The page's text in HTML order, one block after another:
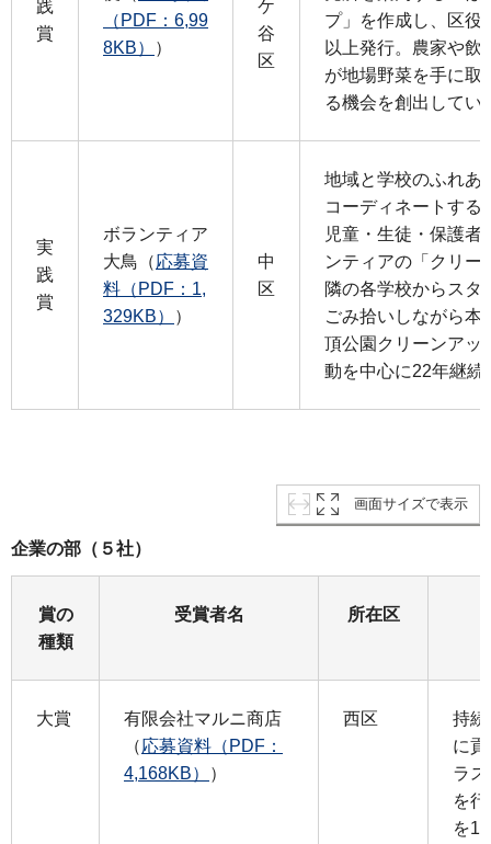
践
賞
（PDF：6,99
8KB）
）
ケ
谷
区
プ」を作成し、区役
以上発行。農家や飲
が地場野菜を手に取
る機会を創出してい
実
践
賞
ボランティア
大鳥（応募資
料（PDF：1,
329KB）
）
中
区
地域と学校のふれあ
コーディネートする
児童・生徒・保護者
ンティアの「クリー
隣の各学校からスタ
ごみ拾いしながら本
頂公園クリーンアッ
動を中心に22年継続
画面サイズで表示
企業の部（５社）
賞の
種類
受賞者名 所在区
大賞
有限会社マルニ商店
（応募資料（PDF：
4,168KB）
）
西区
持
に
ラ
を
を